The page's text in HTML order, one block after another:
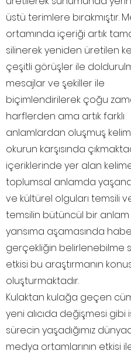
üstü terimlere bırakmıştır.
ortamında içeriği artık
silinerek yeniden üretilen
çeşitli görüşler ile
mesajlar ve şekiller ile
biçimlendirilerek çoğu
harflerden ama artık farklı
anlamlardan oluşmuş
okurun karşısında
içeriklerinde yer alan
toplumsal anlamda
ve kültürel olguları temsili
temsilin bütüncül bir anlam
yansıma aşamasında
gerçekliğin belirlenebilme
etkisi bu araştırmanın
oluşturmaktadır.
Kulaktan kulağa geçen
yeni alıcıda değişmesi gibi
sürecin yaşadığımız
medya ortamlarının etkisi